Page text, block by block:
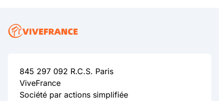
845 297 092 R.C.S. Paris
ViveFrance
Société par actions simplifiée